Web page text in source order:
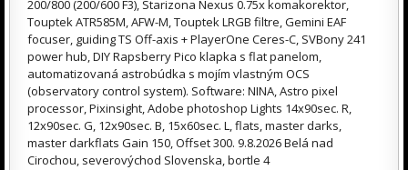
200/800 (200/600 F3), Starizona Nexus 0.75x komakorektor,
Touptek ATR585M, AFW-M, Touptek LRGB filtre, Gemini EAF
focuser, guiding TS Off-axis + PlayerOne Ceres-C, SVBony 241
power hub, DIY Rapsberry Pico klapka s flat panelom,
automatizovaná astrobúdka s mojím vlastným OCS
(observatory control system). Software: NINA, Astro pixel
processor, Pixinsight, Adobe photoshop Lights 14x90sec. R,
12x90sec. G, 12x90sec. B, 15x60sec. L, flats, master darks,
master darkflats Gain 150, Offset 300. 9.8.2026 Belá nad
Cirochou, severovýchod Slovenska, bortle 4